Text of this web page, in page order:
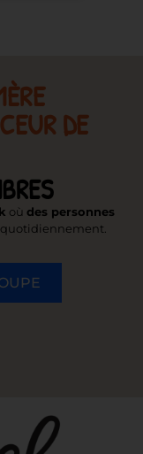
DE
où des personnes